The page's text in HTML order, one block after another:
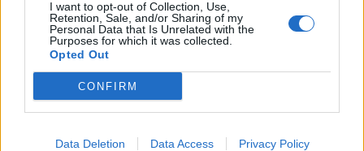
I want to opt-out of Collection, Use,
Retention, Sale, and/or Sharing of my
Personal Data that Is Unrelated with the
Purposes for which it was collected.
Opted Out
CONFIRM
Data Deletion Data Access Privacy Policy